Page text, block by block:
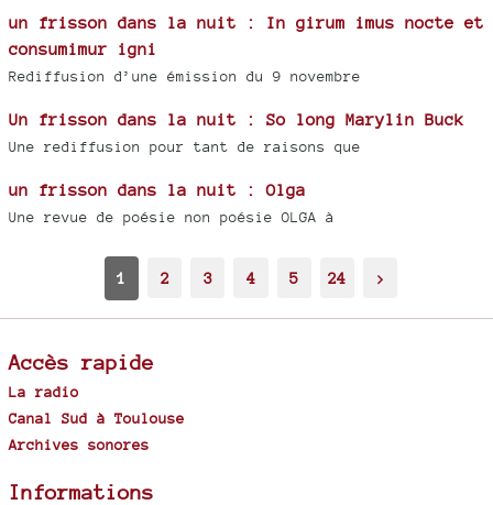
un frisson dans la nuit : In girum imus nocte et
consumimur igni
Rediffusion d’une émission du 9 novembre
Un frisson dans la nuit : So long Marylin Buck
Une rediffusion pour tant de raisons que
un frisson dans la nuit : Olga
Une revue de poésie non poésie OLGA à
1 2 3 4 5 24 >
Accès rapide
La radio
Canal Sud à Toulouse
Archives sonores
Informations